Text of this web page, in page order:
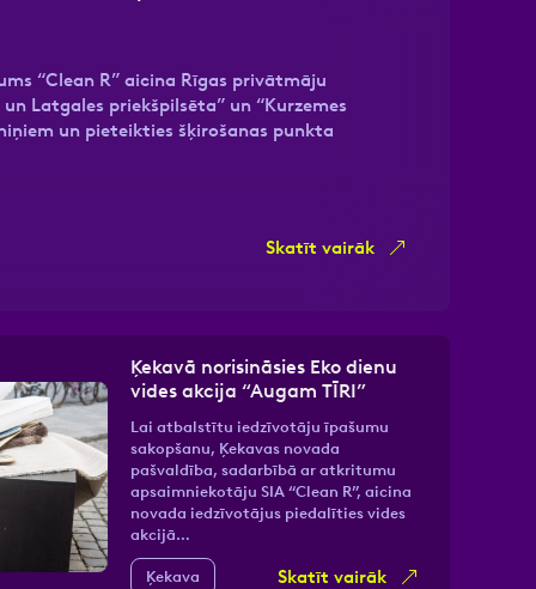
“Clean R” aicina Rīgas privātmāju
Latgales priekšpilsēta” un “Kurzemes
un pieteikties šķirošanas punkta
Skatīt vairāk
Ķekavā norisināsies Eko dienu
vides akcija “Augam TĪRI”
Lai atbalstītu iedzīvotāju īpašumu
sakopšanu, Ķekavas novada
pašvaldība, sadarbībā ar atkritumu
apsaimniekotāju SIA “Clean R”, aicina
novada iedzīvotājus piedalīties vides
akcijā…
Ķekava Skatīt vairāk